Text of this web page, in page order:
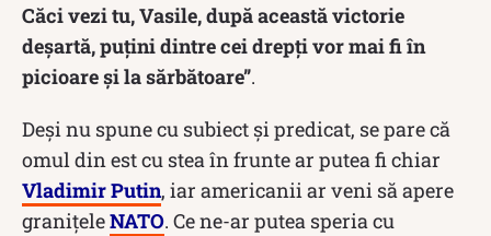
Căci vezi tu, Vasile, după această victorie
deşartă, puţini dintre cei drepţi vor mai fi în
picioare şi la sărbătoare”.
Deși nu spune cu subiect și predicat, se pare că
omul din est cu stea în frunte ar putea fi chiar
Vladimir Putin, iar americanii ar veni să apere
granițeleNATO. Ce ne-ar putea speria cu